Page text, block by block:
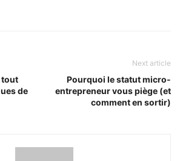
tout
de
Next article
Pourquoi le statut micro-
entrepreneur vous piège (et
comment en sortir)